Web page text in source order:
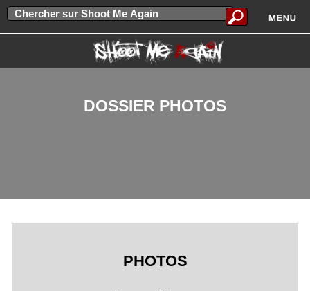
DOSSIER PHOTOS
PHOTOS